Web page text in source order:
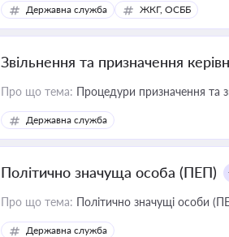
Державна служба ЖКГ, ОСББ
Звільнення та призначення
Про що тема: Процедури призначення та
Державна служба
Політично значуща особа (ПЕП)
Про що тема: Політично значущі особи
Державна служба